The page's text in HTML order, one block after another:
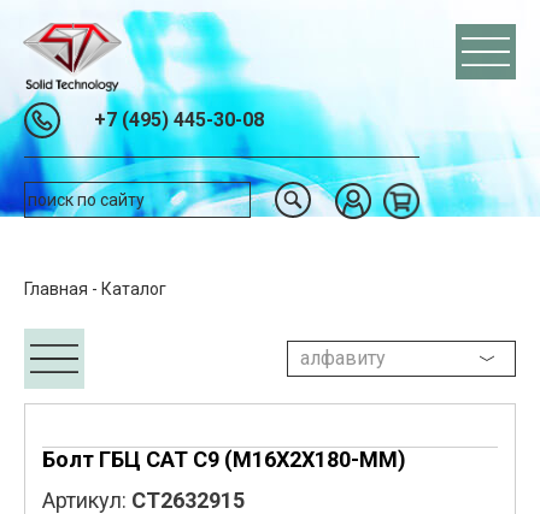
+7 (495) 445-30-08
Главная - Каталог
Болт ГБЦ CAT C9 (M16X2X180-MM)
Артикул: CT2632915